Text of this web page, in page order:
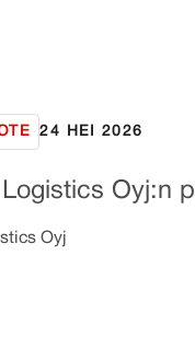
24 HEI 2026
Oyj:n
Logistics Oyj